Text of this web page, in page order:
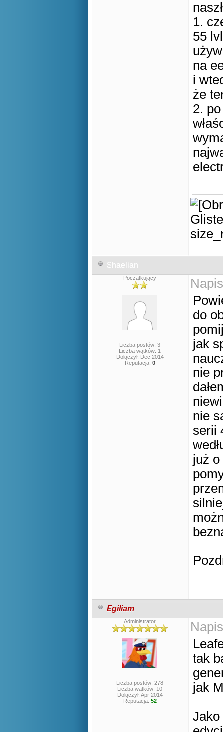
1.
55
na
i
że
2.
Shaelian
Początkujący
Liczba postów: 3
Liczba wątków: 1
Dołączył: Dec 2014
Reputacja: 0
do
jak
nie
nie
serii
już o
Egiliam
Administrator
Liczba postów: 278
Liczba wątków: 10
Dołączył: Apr 2014
Reputacja: 52
tak
jak
Jako